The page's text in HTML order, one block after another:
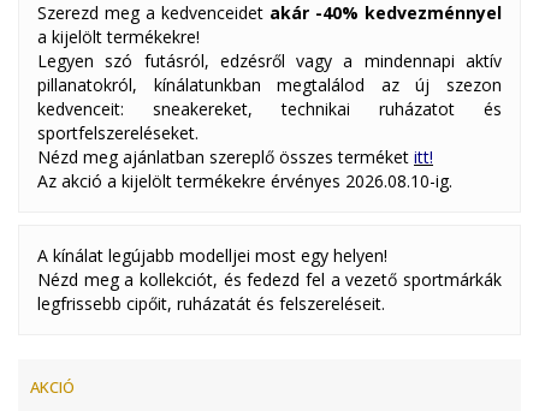
Szerezd meg a kedvenceidet akár -40% kedvezménnyel
a kijelölt termékekre!
Legyen szó futásról, edzésről vagy a mindennapi aktív
pillanatokról, kínálatunkban megtalálod az új szezon
kedvenceit: sneakereket, technikai ruházatot és
sportfelszereléseket.
Nézd meg ajánlatban szereplő összes terméket itt!
Az akció a kijelölt termékekre érvényes 2026.08.10-ig.
A kínálat legújabb modelljei most egy helyen!
Nézd meg a kollekciót, és fedezd fel a vezető sportmárkák
legfrissebb cipőit, ruházatát és felszereléseit.
AKCIÓ